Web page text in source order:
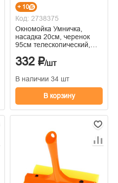
+ 10
Код: 2738375
Окномойка Умничка,
насадка 20см, черенок
95см телескопический,
оранжевый
332 ₽/шт
В наличии 34 шт
В корзину